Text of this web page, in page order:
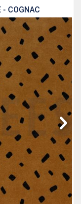
- COGNAC